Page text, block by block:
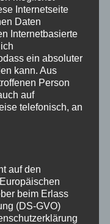
Internetseite
Daten
Internetbasierte
ein absoluter
kann. Aus
Person
auf
telefonisch, an
auf den
beim Erlass
(DS-GVO)